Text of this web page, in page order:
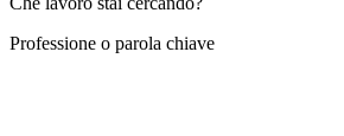
Professione o parola chiave